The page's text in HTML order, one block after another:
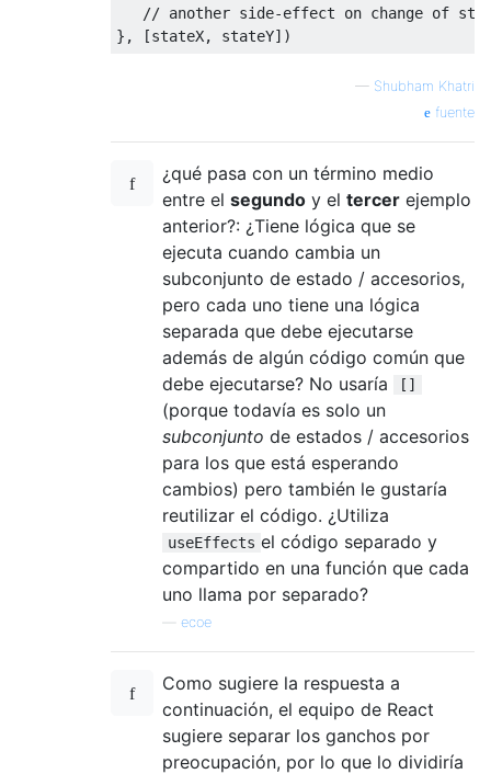
// another side-effect on change of
— Shubham Khatri
fuente
¿qué pasa con un término medio
entre el segundo y el tercer ejemplo
anterior?: ¿Tiene lógica que se
ejecuta cuando cambia un
subconjunto de estado / accesorios,
pero cada uno tiene una lógica
separada que debe ejecutarse
además de algún código común que
debe ejecutarse? No usaría
[]
(porque todavía es solo un
subconjunto de estados / accesorios
para los que está esperando
cambios) pero también le gustaría
reutilizar el código. ¿Utiliza
useEffects el código separado y
compartido en una función que cada
uno llama por separado?
ecoe
Como sugiere la respuesta a
continuación, el equipo de React
sugiere separar los ganchos por
preocupación, por lo que lo dividiría